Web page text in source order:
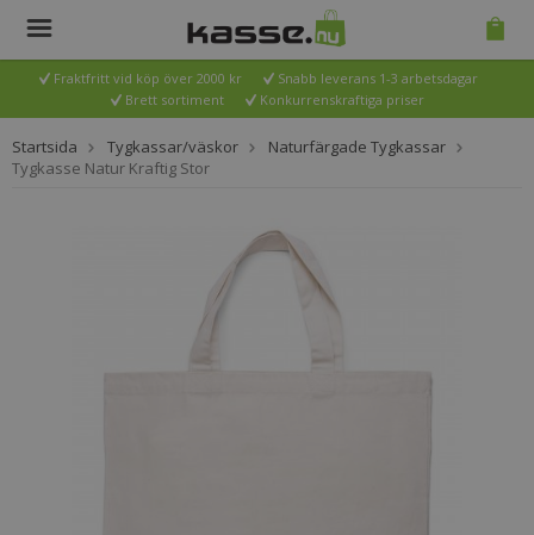
Fraktfritt vid köp över 2000 kr
Snabb leverans 1-3 arbetsdagar
Brett sortiment
Konkurrenskraftiga priser
Startsida Tygkassar/väskor
Naturfärgade Tygkassar
Tygkasse Natur Kraftig Stor